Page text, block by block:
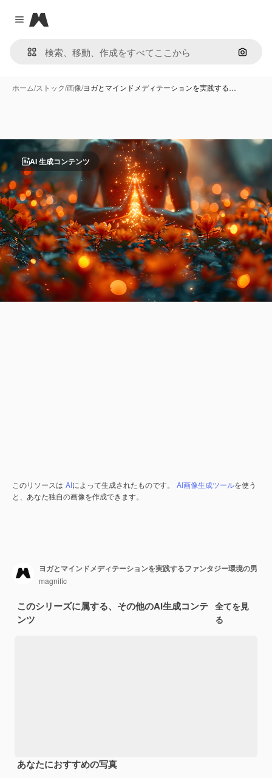
Close menu
Magnific
画像で
ホーム/ストック/画像/ヨガとマインドメディテーションを実践する…
AI 生成コンテンツ
このリソースは AIによって生成されたものです。 AI画像生成ツールを使う
と、あなた独自の画像を作成できます。
ヨガとマインドメディテーションを実践するファンタジー環境の男
magnific
このシリーズに属する、その他のAI生成コンテ
ンツ
全てを見
る
あなたにおすすめの写真